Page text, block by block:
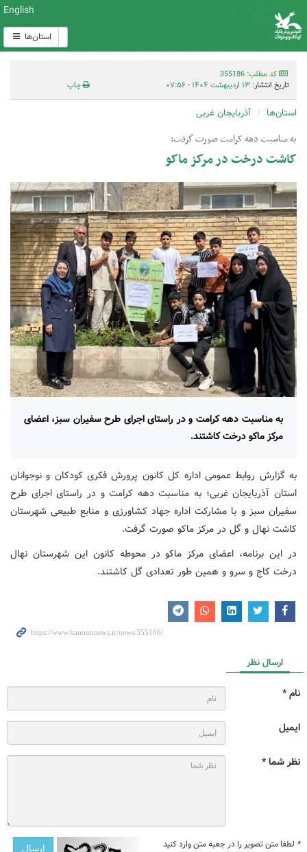
English
استان‌ها
کد مطلب: 355186
تاریخ انتشار: ۱۳ اردیبهشت ۱۴۰۴ - ۰۷:۵۶ چاپ
استان‌ها آذربایجان غربی
به مناسبت دهه کرامت صورت گرفت:
کاشت درخت در مرکز ماکو
به مناسبت دهه کرامت و در راستای اجرای طرح سفیران سبز، اعضای
مرکز ماکو درخت کاشتند.
به گزارش روابط عمومی اداره کل کانون پرورش فکری کودکان و نوجوانان
استان آذربایجان غربی؛ به مناسبت دهه کرامت و در راستای اجرای طرح
سفیران سبز و با مشارکت اداره جهاد کشاورزی و منابع طبیعی شهرستان
کاشت نهال و گل در مرکز ماکو صورت گرفت.
در این برنامه، اعضای مرکز ماکو در محوطه کانون این شهرستان نهال
درخت کاج و سرو و همین طور تعدادی گل کاشتند.
ارسال نظر
نام *
ایمیل
نظر شما *
* لطفا متن تصویر را در جعبه متن وارد کنید